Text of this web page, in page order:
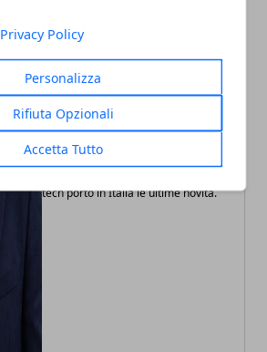
Privacy Policy
Personalizza
Rifiuta Opzionali
Accetta Tutto
Andrea Bianchi
tech porto in Italia le ultime novità.